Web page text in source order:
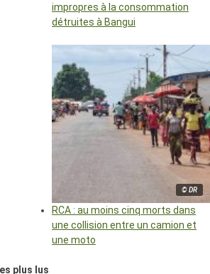
impropres à la consommation
détruites à Bangui
© DR
RCA : au moins cinq morts dans
une collision entre un camion et
une moto
plus lus